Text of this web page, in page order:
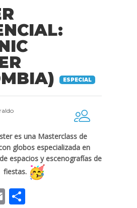
ESPECIAL
es una Masterclass de
globos especializada en
espacios y escenografías de
fiestas.
Email